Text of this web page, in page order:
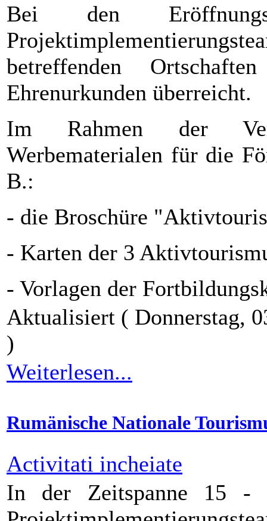
Bei den
betreffenden
Ehrenurkunden überreicht.
Im Rahmen der
Werbematerialen für die
B.:
- die Broschüre
- Karten der 3
- Vorlagen der
Aktualisiert ( Donnerstag,
)
Weiterlesen...
Rumänische Nationale
Activitati incheiate
In der Zeitspanne 15 -